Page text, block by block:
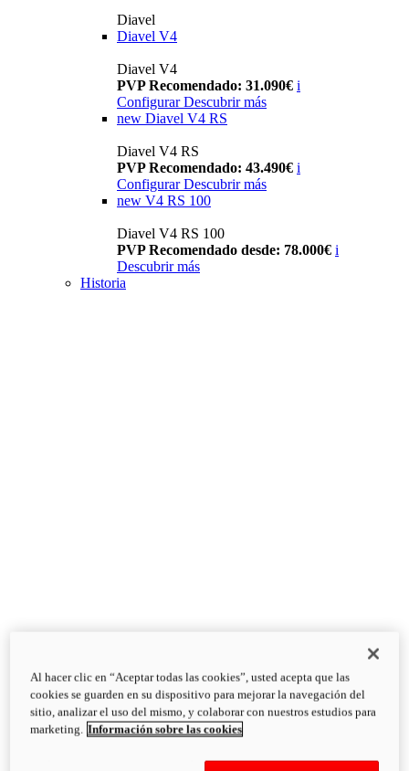
Diavel
Diavel V4
Diavel V4
PVP Recomendado: 31.090€ i
Configurar Descubrir más
new Diavel V4 RS
Diavel V4 RS
PVP Recomendado: 43.490€ i
Configurar Descubrir más
new V4 RS 100
Diavel V4 RS 100
PVP Recomendado desde: 78.000€ i
Descubrir más
Historia
Al hacer clic en “Aceptar todas las cookies”, usted acepta que las
cookies se guarden en su dispositivo para mejorar la navegación del
sitio, analizar el uso del mismo, y colaborar con nuestros estudios para
marketing. Información sobre las cookies